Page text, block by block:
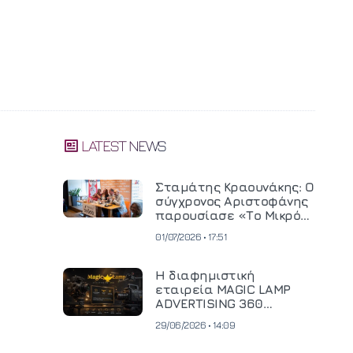
LATEST NEWS
Σταμάτης Κραουνάκης: Ο
σύγχρονος Αριστοφάνης
παρουσίασε «Το Μικρό
01/07/2026 • 17:51
Η διαφημιστική
εταιρεία MAGIC LAMP
ADVERTISING 360
κινηματογραφική
29/06/2026 • 14:09